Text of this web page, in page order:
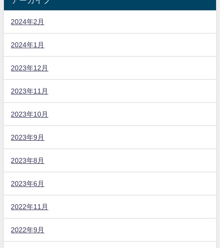
2024年2月
2024年1月
2023年12月
2023年11月
2023年10月
2023年9月
2023年8月
2023年6月
2022年11月
2022年9月